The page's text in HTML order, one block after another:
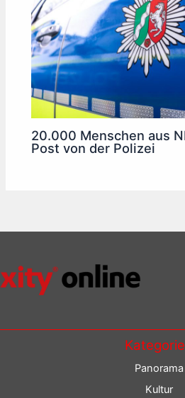
20.000 Menschen aus
Post von der Polizei
Panorama
Kultur